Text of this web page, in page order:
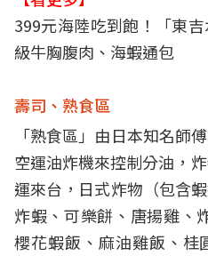
399元海陸吃到飽！「東
級牛胸腹肉、海蝦通包
壽司、熟食區
「熟食區」由日本知名師
空運油炸機來控制分油，
運來台，日式炸物（包含
炸蝦、可樂餅、唐揚雞、
櫻花蝦飯、麻油雞飯、桂